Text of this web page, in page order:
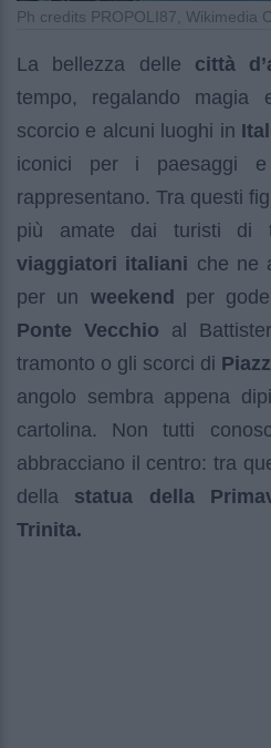
Ph credits PROPOLI87, Wikimedia
La bellezza delle città
tempo, regalando magia
scorcio e alcuni luoghi in
iconici per i paesaggi
rappresentano. Tra questi
più amate dai turisti di
viaggiatori italiani che ne
per un weekend per
Ponte Vecchio al
tramonto o gli scorci di
angolo sembra appena
cartolina. Non tutti
abbracciano il centro: tra
della statua della
Trinita.